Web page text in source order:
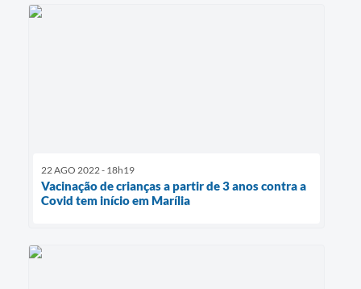
22 AGO 2022 - 18h19
Vacinação de crianças a partir de 3 anos contra a
Covid tem início em Marília